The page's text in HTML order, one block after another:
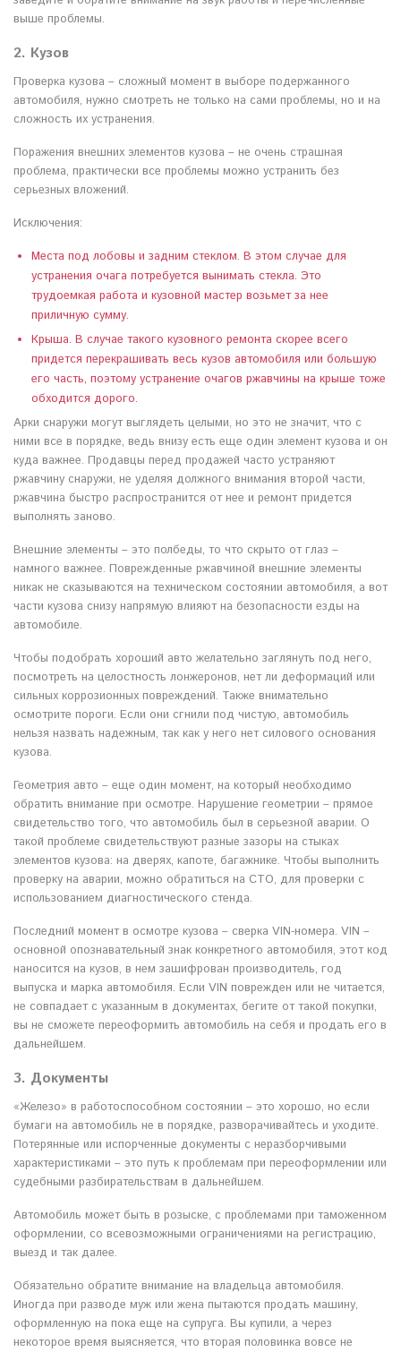
выше проблемы.
2. Кузов
Проверка кузова – сложный момент в выборе подержанного
автомобиля, нужно смотреть не только на сами проблемы, но и на
сложность их устранения.
Поражения внешних элементов кузова – не очень страшная
проблема, практически все проблемы можно устранить без
серьезных вложений.
Исключения:
Места под лобовы и задним стеклом. В этом случае для
устранения очага потребуется вынимать стекла. Это
трудоемкая работа и кузовной мастер возьмет за нее
приличную сумму.
Крыша. В случае такого кузовного ремонта скорее всего
придется перекрашивать весь кузов автомобиля или большую
его часть, поэтому устранение очагов ржавчины на крыше тоже
обходится дорого.
Арки снаружи могут выглядеть целыми, но это не значит, что с
ними все в порядке, ведь внизу есть еще один элемент кузова и он
куда важнее. Продавцы перед продажей часто устраняют
ржавчину снаружи, не уделяя должного внимания второй части,
ржавчина быстро распространится от нее и ремонт придется
выполнять заново.
Внешние элементы – это полбеды, то что скрыто от глаз –
намного важнее. Поврежденные ржавчиной внешние элементы
никак не сказываются на техническом состоянии автомобиля, а вот
части кузова снизу напрямую влияют на безопасности езды на
автомобиле.
Чтобы подобрать хороший авто желательно заглянуть под него,
посмотреть на целостность лонжеронов, нет ли деформаций или
сильных коррозионных повреждений. Также внимательно
осмотрите пороги. Если они сгнили под чистую, автомобиль
нельзя назвать надежным, так как у него нет силового основания
кузова.
Геометрия авто – еще один момент, на который необходимо
обратить внимание при осмотре. Нарушение геометрии – прямое
свидетельство того, что автомобиль был в серьезной аварии. О
такой проблеме свидетельствуют разные зазоры на стыках
элементов кузова: на дверях, капоте, багажнике. Чтобы выполнить
проверку на аварии, можно обратиться на СТО, для проверки с
использованием диагностического стенда.
Последний момент в осмотре кузова – сверка VIN-номера. VIN –
основной опознавательный знак конкретного автомобиля, этот код
наносится на кузов, в нем зашифрован производитель, год
выпуска и марка автомобиля. Если VIN поврежден или не читается,
не совпадает с указанным в документах, бегите от такой покупки,
вы не сможете переоформить автомобиль на себя и продать его в
дальнейшем.
3. Документы
«Железо» в работоспособном состоянии – это хорошо, но если
бумаги на автомобиль не в порядке, разворачивайтесь и уходите.
Потерянные или испорченные документы с неразборчивыми
характеристиками – это путь к проблемам при переоформлении или
судебными разбирательствам в дальнейшем.
Автомобиль может быть в розыске, с проблемами при таможенном
оформлении, со всевозможными ограничениями на регистрацию,
выезд и так далее.
Обязательно обратите внимание на владельца автомобиля.
Иногда при разводе муж или жена пытаются продать машину,
оформленную на пока еще на супруга. Вы купили, а через
некоторое время выясняется, что вторая половинка вовсе не